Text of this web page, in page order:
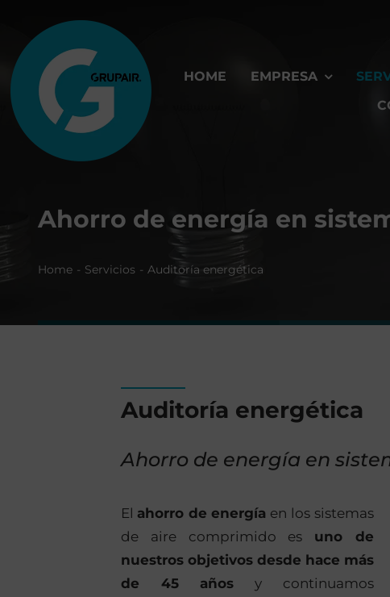
contenido
HOME EMPRESA
Ahorro de energía en
Home Servicios Auditoría energética
Auditoría energética
Ahorro de energía en
El ahorro de energía en los sistemas
de aire comprimido es uno de
nuestros objetivos desde hace más
de 45 años y continuamos